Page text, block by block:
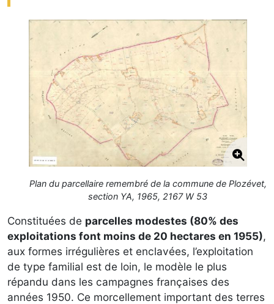
Plan du parcellaire remembré de la commune de Plozévet,
section YA, 1965, 2167 W 53
Constituées de parcelles modestes (80% des
exploitations font moins de 20 hectares en 1955),
aux formes irrégulières et enclavées, l’exploitation
de type familial est de loin, le modèle le plus
répandu dans les campagnes françaises des
années 1950. Ce morcellement important des terres